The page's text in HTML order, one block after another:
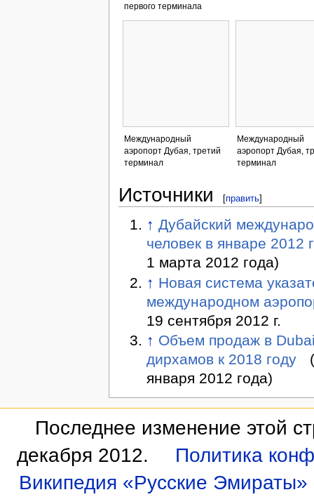
первого терминала
Международный
аэропорт Дубая, третий
терминал
Международный
аэропорт Дубая,
терминал
Источники [править]
↑ Дубайский
человек в январе 2012
1 марта 2012 года)
↑ Новая система
международном
19 сентября 2012 г.
↑ Объем продаж в
дирхамов к 2018 году
января 2012 года)
Последнее изменение этой
декабря 2012.
Политика
Википедия «Русские Эмираты»